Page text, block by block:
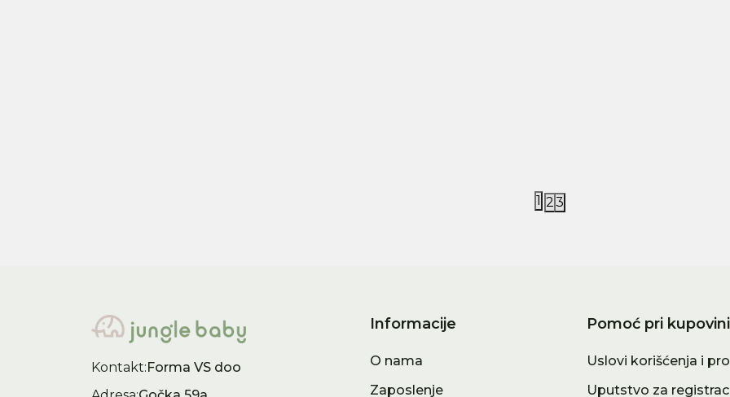
1 23
Kontakt:Forma VS doo
Informacije
O nama
Zaposlenje
Pomoć pri kupovini
Uslovi korišćenja i
Uputstvo za